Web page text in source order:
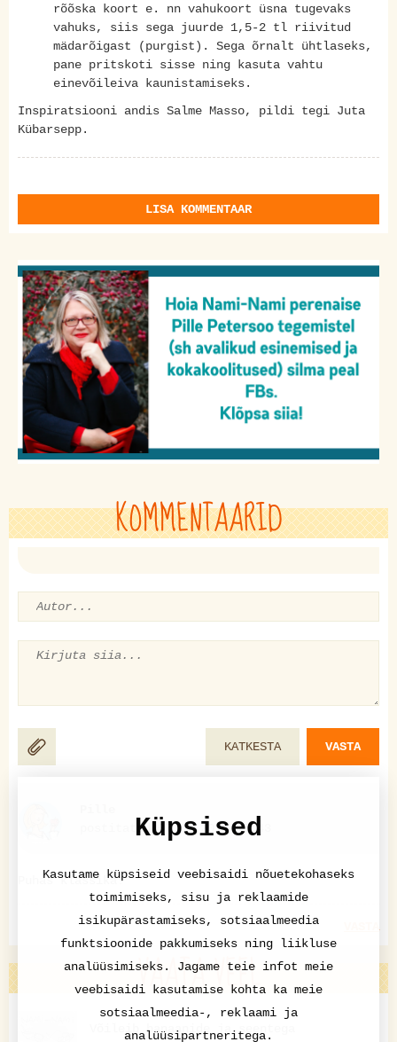
rõõska koort e. nn vahukoort üsna tugevaks
vahuks, siis sega juurde 1,5-2 tl riivitud
mädarõigast (purgist). Sega õrnalt ühtlaseks,
pane pritskoti sisse ning kasuta vahtu
einevõileiva kaunistamiseks.
Inspiratsiooni andis Salme Masso, pildi tegi Juta
Kübarsepp.
LISA KOMMENTAAR
KOMMENTAARID
KATKESTA VASTA
postitatud 07.02.2019 15:43
Puhas klassika!
VAATA VEEL
Võileib banaanide ja seentega
Küpsised
Kasutame küpsiseid veebisaidi nõuetekohaseks
toimimiseks, sisu ja reklaamide
isikupärastamiseks, sotsiaalmeedia
funktsioonide pakkumiseks ning liikluse
analüüsimiseks. Jagame teie infot meie
veebisaidi kasutamise kohta ka meie
sotsiaalmeedia-, reklaami ja
analüüsipartneritega.